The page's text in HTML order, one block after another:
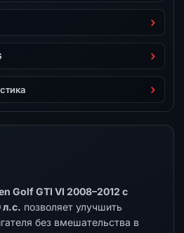
Golf GTI VI 2008–2012 с
л.с. позволяет улучшить
без вмешательства в